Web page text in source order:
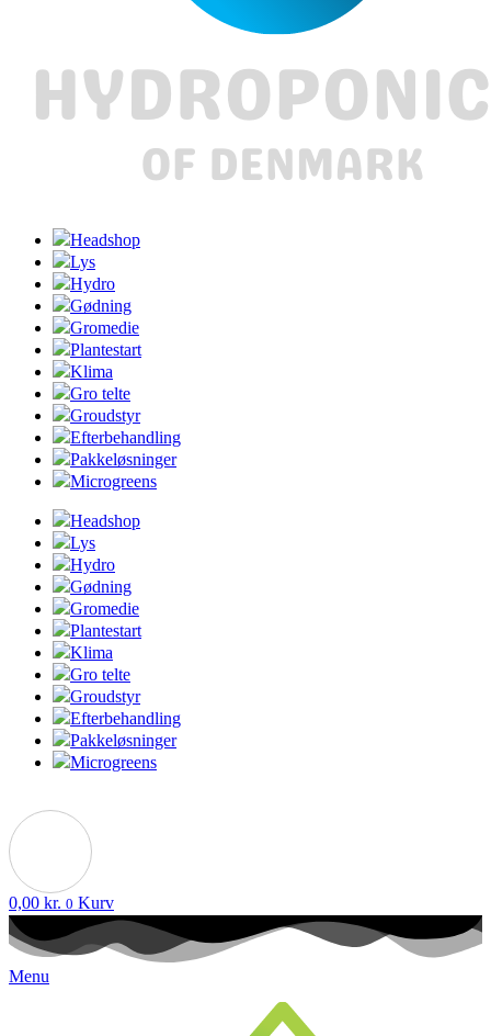
Headshop
Lys
Hydro
Gødning
Gromedie
Plantestart
Klima
Gro telte
Groudstyr
Efterbehandling
Pakkeløsninger
Microgreens
Headshop
Lys
Hydro
Gødning
Gromedie
Plantestart
Klima
Gro telte
Groudstyr
Efterbehandling
Pakkeløsninger
Microgreens
0,00 kr. 0 Kurv
Menu